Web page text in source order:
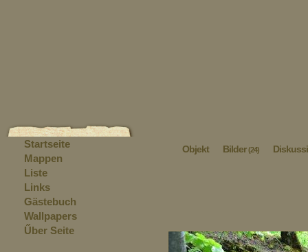
Objekt Bilder(24)
Startseite
Mappen
Liste
Links
Gästebuch
Wallpapers
Űber Seite